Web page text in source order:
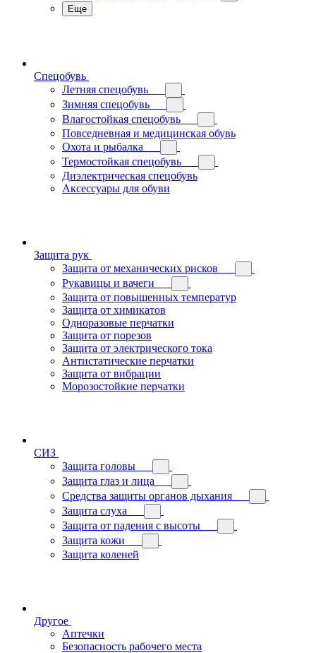
Еще
Спецобувь
Летняя спецобувь
Зимняя спецобувь
Влагостойкая спецобувь
Повседневная и медицинская обувь
Охота и рыбалка
Термостойкая спецобувь
Диэлектрическая спецобувь
Аксессуары для обуви
Защита рук
Защита от механических рисков
Рукавицы и вачеги
Защита от повышенных температур
Защита от химикатов
Одноразовые перчатки
Защита от порезов
Защита от электрического тока
Антистатические перчатки
Защита от вибрации
Морозостойкие перчатки
СИЗ
Защита головы
Защита глаз и лица
Средства защиты органов дыхания
Защита слуха
Защита от падения с высоты
Защита кожи
Защита коленей
Другое
Аптечки
Безопасность рабочего места